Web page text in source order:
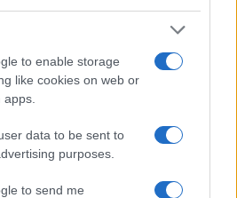
to enable storage
like cookies on web or
data to be sent to
purposes.
to send me